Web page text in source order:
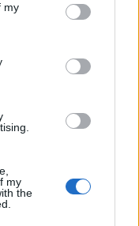
my
my
the